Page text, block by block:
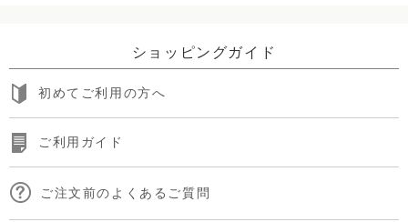
ショッピングガイド
初めてご利用の方へ
ご利用ガイド
ご注文前のよくあるご質問